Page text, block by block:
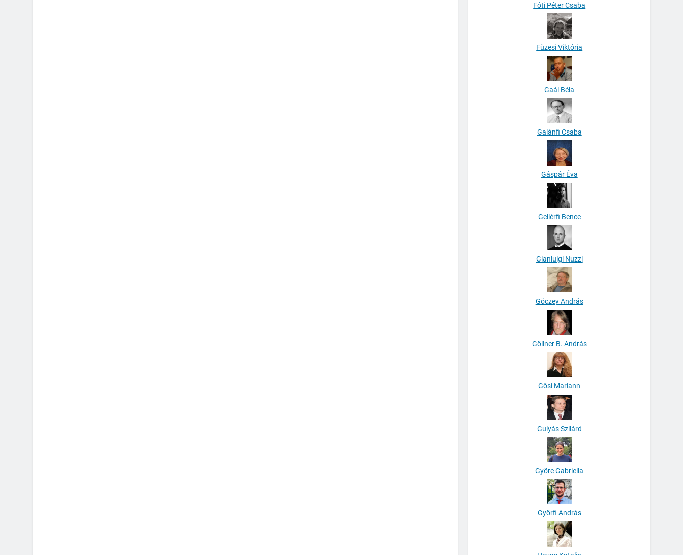
Fóti Péter Csaba
Füzesi Viktória
Gaál Béla
Galánfi Csaba
Gáspár Éva
Gellérfi Bence
Gianluigi Nuzzi
Göczey András
Göllner B. András
Gősi Mariann
Gulyás Szilárd
Györe Gabriella
Györfi András